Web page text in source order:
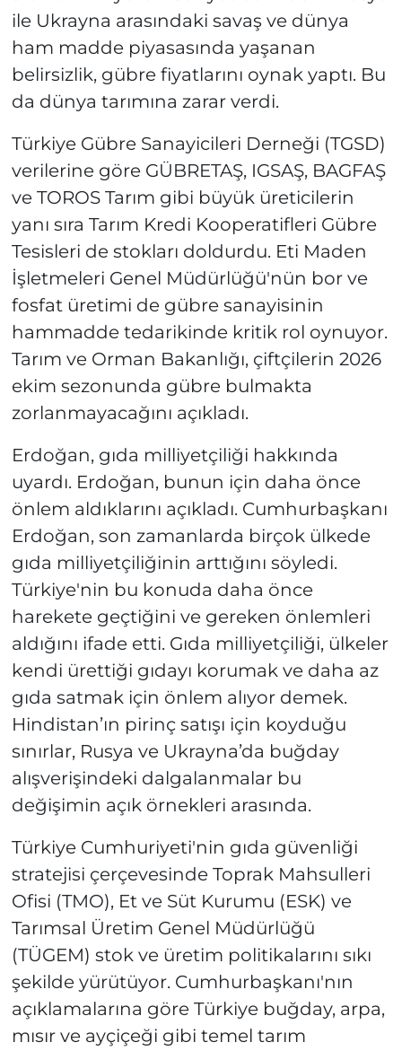
ile Ukrayna arasındaki savaş ve dünya
ham madde piyasasında yaşanan
belirsizlik, gübre fiyatlarını oynak yaptı. Bu
da dünya tarımına zarar verdi.
Türkiye Gübre Sanayicileri Derneği (TGSD)
verilerine göre GÜBRETAŞ, IGSAŞ, BAGFAŞ
ve TOROS Tarım gibi büyük üreticilerin
yanı sıra Tarım Kredi Kooperatifleri Gübre
Tesisleri de stokları doldurdu. Eti Maden
İşletmeleri Genel Müdürlüğü'nün bor ve
fosfat üretimi de gübre sanayisinin
hammadde tedarikinde kritik rol oynuyor.
Tarım ve Orman Bakanlığı, çiftçilerin 2026
ekim sezonunda gübre bulmakta
zorlanmayacağını açıkladı.
Erdoğan, gıda milliyetçiliği hakkında
uyardı. Erdoğan, bunun için daha önce
önlem aldıklarını açıkladı. Cumhurbaşkanı
Erdoğan, son zamanlarda birçok ülkede
gıda milliyetçiliğinin arttığını söyledi.
Türkiye'nin bu konuda daha önce
harekete geçtiğini ve gereken önlemleri
aldığını ifade etti. Gıda milliyetçiliği, ülkeler
kendi ürettiği gıdayı korumak ve daha az
gıda satmak için önlem alıyor demek.
Hindistan’ın pirinç satışı için koyduğu
sınırlar, Rusya ve Ukrayna’da buğday
alışverişindeki dalgalanmalar bu
değişimin açık örnekleri arasında.
Türkiye Cumhuriyeti'nin gıda güvenliği
stratejisi çerçevesinde Toprak Mahsulleri
Ofisi (TMO), Et ve Süt Kurumu (ESK) ve
Tarımsal Üretim Genel Müdürlüğü
(TÜGEM) stok ve üretim politikalarını sıkı
şekilde yürütüyor. Cumhurbaşkanı'nın
açıklamalarına göre Türkiye buğday, arpa,
mısır ve ayçiçeği gibi temel tarım